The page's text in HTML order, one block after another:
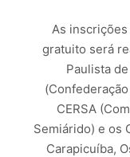
As
gratuito será
Paulista
CERSA
Semiárido) e os
Carapicuíba,